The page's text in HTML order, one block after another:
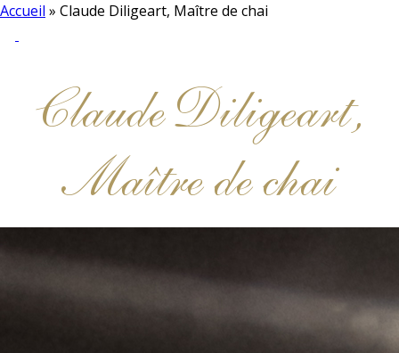
Accueil » Claude Diligeart, Maître de chai
Claude Diligeart,
Maître de chai